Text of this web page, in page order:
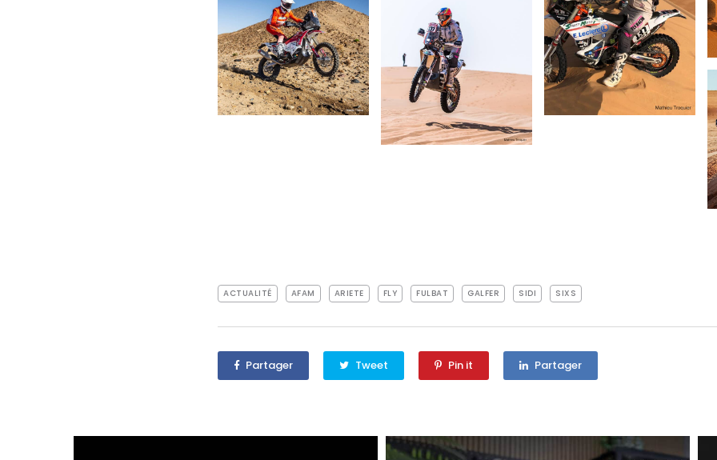
ACTUALITÉ AFAM ARIETE FLY FULBAT GALFER SIDI SIXS
Partager Tweet Pin it Partager